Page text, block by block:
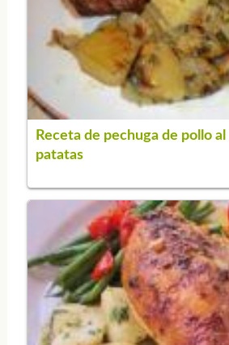
Receta de pechuga de pollo
patatas